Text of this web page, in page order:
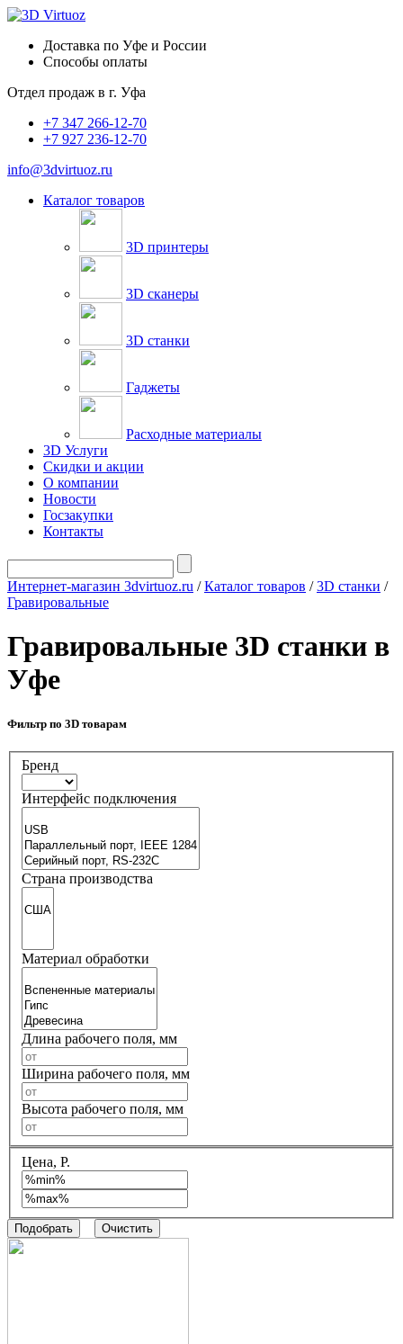
Доставка по Уфе и России
Способы оплаты
Отдел продаж в г. Уфа
+7 347 266-12-70
+7 927 236-12-70
info@3dvirtuoz.ru
Каталог товаров
3D принтеры
3D сканеры
3D станки
Гаджеты
Расходные материалы
3D Услуги
Скидки и акции
О компании
Новости
Госзакупки
Контакты
Интернет-магазин 3dvirtuoz.ru /Каталог товаров /3D станки /
Гравировальные
Гравировальные 3D станки в
Уфе
Фильтр по 3D товарам
Бренд
Интерфейс подключения
Страна производства
Материал обработки
Длина рабочего поля, мм
Ширина рабочего поля, мм
Высота рабочего поля, мм
Цена, Р.